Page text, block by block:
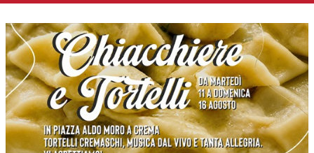
APPUNTAMENTI
CREMASCO
OROSCOPO
LA PIAZZA
ANIMALI
NECROLOGI